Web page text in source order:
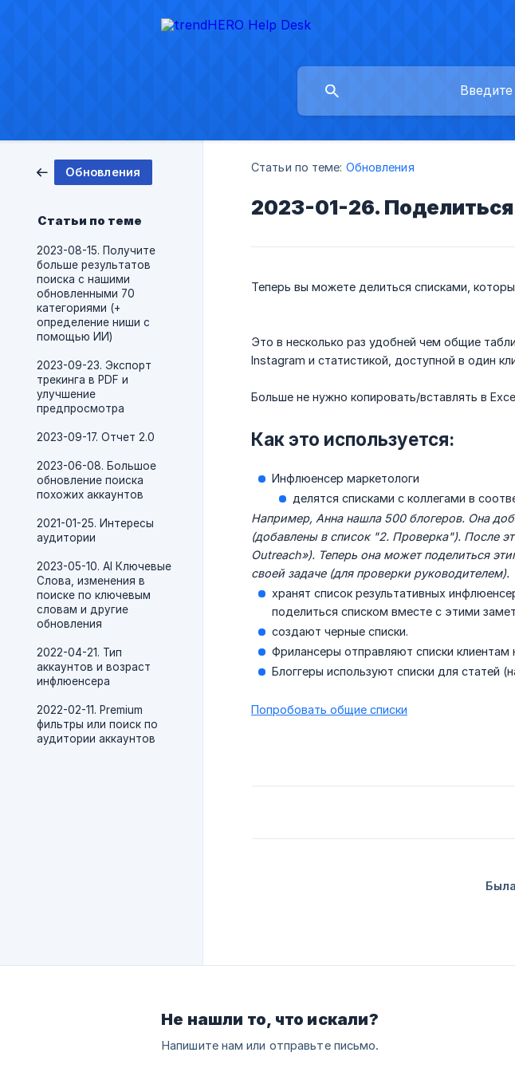
Обновления
Статьи по теме
2023-08-15. Получите
больше результатов
поиска с нашими
обновленными 70
категориями (+
определение ниши с
помощью ИИ)
2023-09-23. Экспорт
трекинга в PDF и
улучшение
предпросмотра
2023-09-17. Отчет 2.0
2023-06-08. Большое
обновление поиска
похожих аккаунтов
2021-01-25. Интересы
аудитории
2023-05-10. AI Ключевые
Слова, изменения в
поиске по ключевым
словам и другие
обновления
2022-04-21. Тип
аккаунтов и возраст
инфлюенсера
2022-02-11. Premium
фильтры или поиск по
аудитории аккаунтов
Статьи по теме: Обновления
2023-01-26.
Теперь вы можете делиться списками,
Это в несколько раз удобней чем общие
Instagram и статистикой, доступной в один
Больше не нужно копировать/вставлять в
Как это используется:
Инфлюенсер маркетологи
делятся списками с коллегами в
Например, Анна нашла 500 блогеров. Она
(добавлены в список "2. Проверка"). После
Outreach»). Теперь она может поделиться
своей задаче (для проверки руководителем).
хранят список результативных
поделиться списком вместе с этими
создают черные списки.
Фрилансеры отправляют списки клиентам
Блоггеры используют списки для статей
Попробовать общие списки
Не нашли то, что искали?
Напишите нам или отправьте письмо.